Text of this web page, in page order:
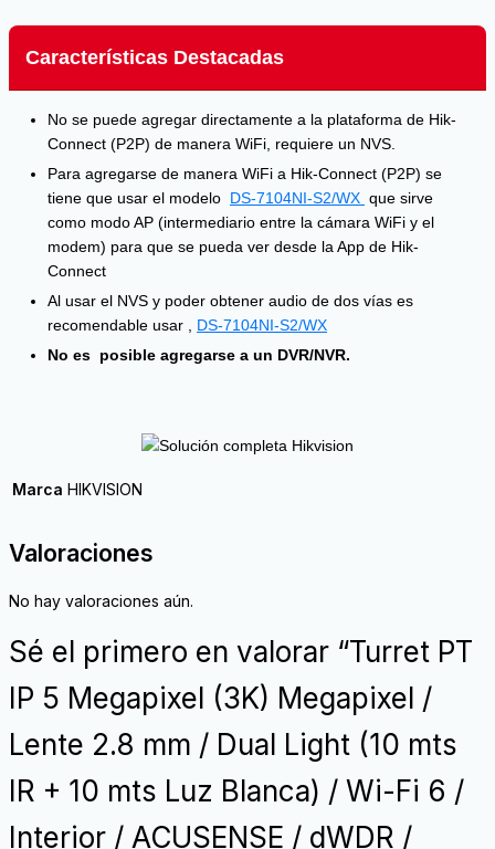
Características Destacadas
No se puede agregar directamente a la plataforma de Hik-
Connect (P2P) de manera WiFi, requiere un NVS.
Para agregarse de manera WiFi a Hik-Connect (P2P) se
tiene que usar el modelo DS-7104NI-S2/WX que sirve
como modo AP (intermediario entre la cámara WiFi y el
modem) para que se pueda ver desde la App de Hik-
Connect
Al usar el NVS y poder obtener audio de dos vías es
recomendable usar
DS-7104NI-S2/WX
No es posible agregarse a un DVR/NVR.
Marca HIKVISION
Valoraciones
No hay valoraciones aún.
Sé el primero en valorar “Turret PT
IP 5 Megapixel (3K) Megapixel /
Lente 2.8 mm / Dual Light (10 mts
IR + 10 mts Luz Blanca) / Wi-Fi 6 /
Interior / ACUSENSE / dWDR /